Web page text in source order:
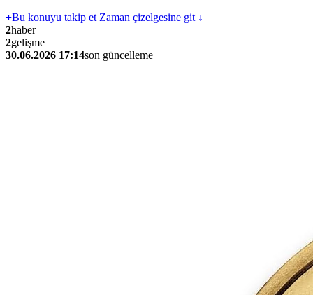
+Bu konuyu takip et Zaman çizelgesine git ↓
2haber
2gelişme
30.06.2026 17:14son güncelleme